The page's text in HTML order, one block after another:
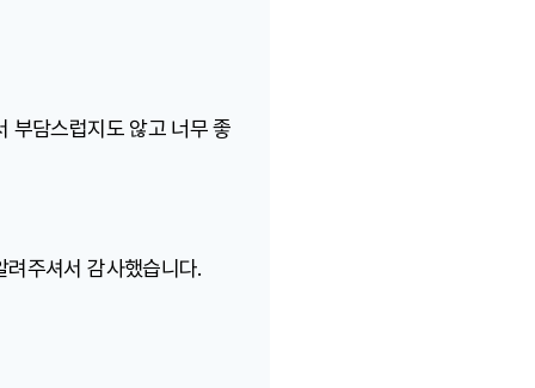
부담스럽지도 않고 너무 좋
주셔서 감사했습니다.